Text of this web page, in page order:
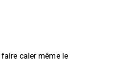
caler même le